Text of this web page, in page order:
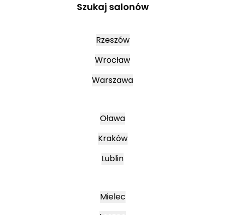
Szukaj salonów
Rzeszów
Wrocław
Warszawa
Oława
Kraków
Lublin
Mielec